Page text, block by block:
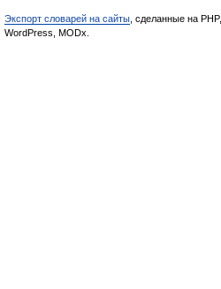
Экспорт словарей на сайты , сделанные на PHP,
WordPress, MODx.